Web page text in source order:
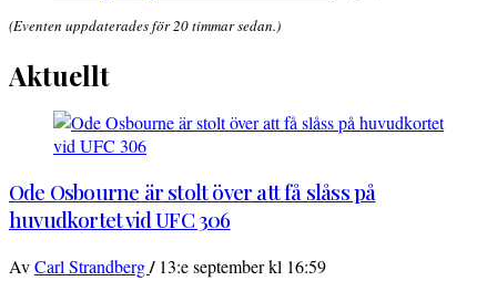
(Eventen uppdaterades för 20 timmar sedan.)
Aktuellt
Ode Osbourne är stolt över att få slåss på
huvudkortet vid UFC 306
AvCarl Strandberg/ 13:e september kl 16:59